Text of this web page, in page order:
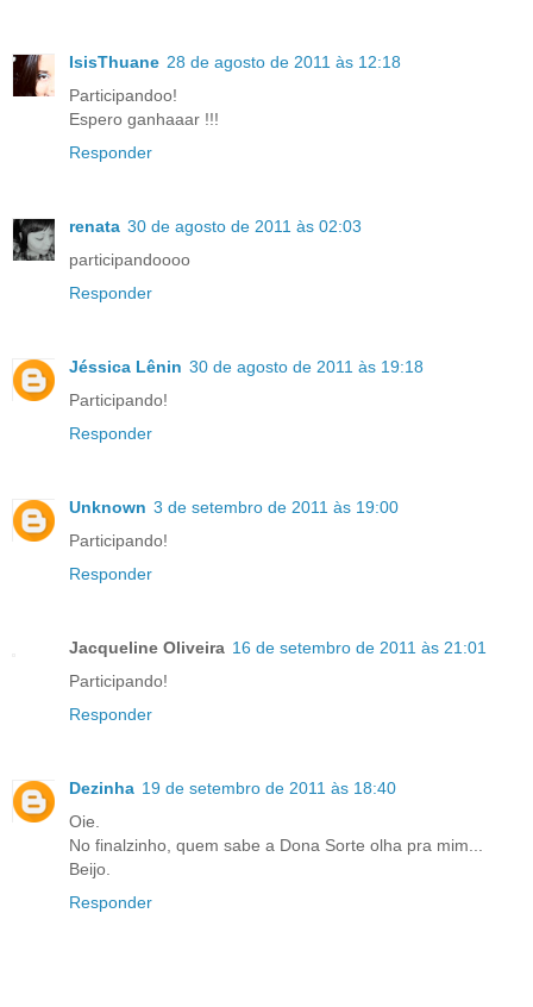
IsisThuane 28 de agosto de 2011 às 12:18
Participandoo!
Espero ganhaaar !!!
Responder
renata 30 de agosto de 2011 às 02:03
participandoooo
Responder
­Jéssica Lênin 30 de agosto de 2011 às 19:18
Participando!
Responder
Unknown 3 de setembro de 2011 às 19:00
Participando!
Responder
Jacqueline Oliveira 16 de setembro de 2011 às 21:01
Participando!
Responder
Dezinha 19 de setembro de 2011 às 18:40
Oie.
No finalzinho, quem sabe a Dona Sorte olha pra mim...
Beijo.
Responder